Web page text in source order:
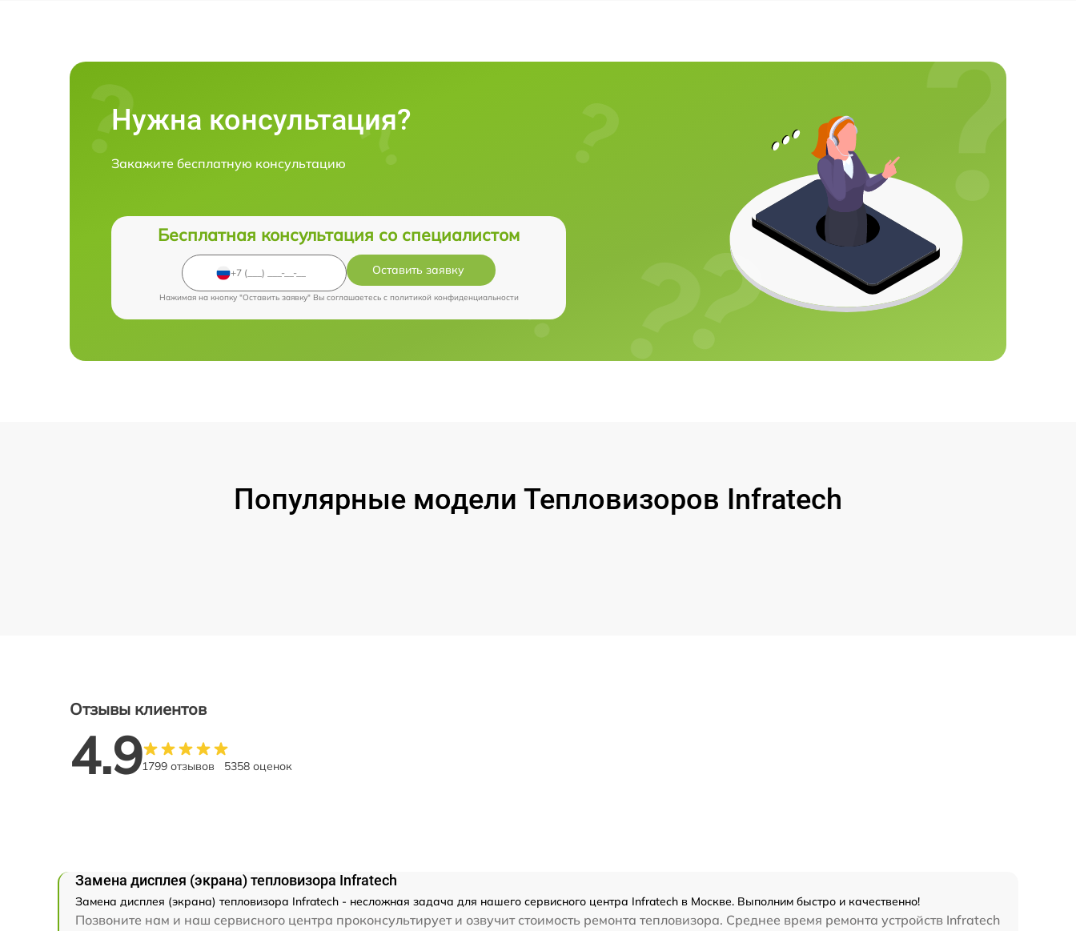
Нужна консультация?
Закажите бесплатную консультацию
Бесплатная консультация со специалистом
Оставить заявку
Нажимая на кнопку "Оставить заявку" Вы соглашаетесь c политикой конфиденциальности
Популярные модели Тепловизоров Infratech
Отзывы клиентов
4.91799 отзывов 5358 оценок
Замена дисплея (экрана) тепловизора Infratech
Замена дисплея (экрана) тепловизора Infratech - несложная задача для нашего сервисного центра Infratech в Москве. Выполним быстро и качественно!
Позвоните нам и наш сервисного центра проконсультирует и озвучит стоимость ремонта тепловизора. Среднее время ремонта устройств Infratech